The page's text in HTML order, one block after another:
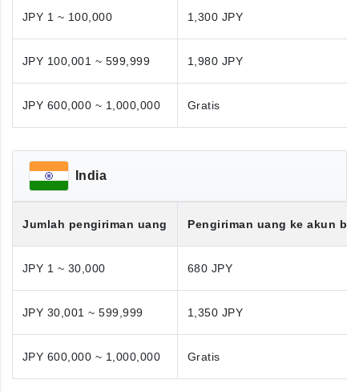
JPY 1 ~ 100,000 1,300 JPY
JPY 100,001 ~ 599,999 1,980 JPY
JPY 600,000 ~ 1,000,000 Gratis
India
Jumlah pengiriman uang Pengiriman uang ke akun
JPY 1 ~ 30,000 680 JPY
JPY 30,001 ~ 599,999 1,350 JPY
JPY 600,000 ~ 1,000,000 Gratis